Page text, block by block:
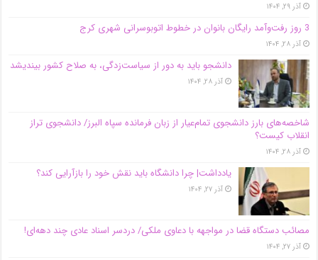
آذر ۲۹, ۱۴۰۴
3 روز رفت‌وآمد رایگان بانوان در خطوط اتوبوسرانی شهری کرج
آذر ۲۸, ۱۴۰۴
دانشجو باید به دور از سیاست‌زدگی، به صلاح کشور بیندیشد
آذر ۲۸, ۱۴۰۴
شاخصه‌های بارز دانشجوی تمام‌عیار از زبان فرمانده سپاه البرز/ دانشجوی تراز
انقلاب کیست؟
آذر ۲۸, ۱۴۰۴
یادداشت| چرا دانشگاه باید نقش خود را بازآرایی کند؟
آذر ۲۷, ۱۴۰۴
مصائب دستگاه قضا در مواجهه با دعاوی ملکی/ دردسر اسناد عادی چند‌ دهه‌ای!
آذر ۲۷, ۱۴۰۴